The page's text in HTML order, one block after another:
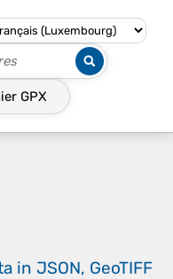
GPX
in JSON, GeoTIFF